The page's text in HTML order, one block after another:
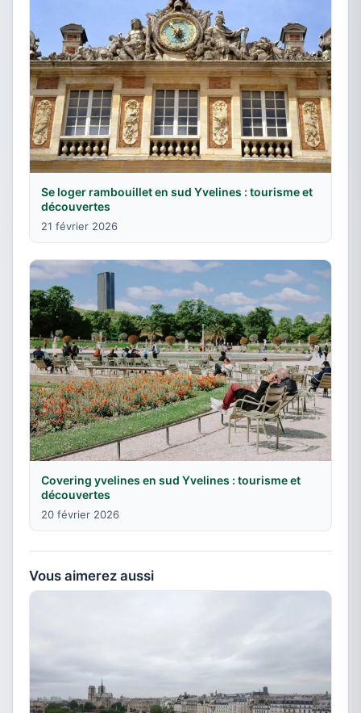
Se loger rambouillet en sud Yvelines : tourisme et
découvertes
21 février 2026
Covering yvelines en sud Yvelines : tourisme et
découvertes
20 février 2026
Vous aimerez aussi